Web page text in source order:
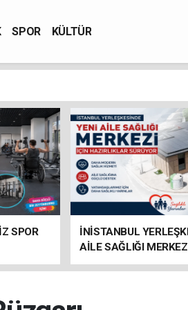
SPOR KÜLTÜR
SPOR
İNİSTANBUL
AİLE SAĞLIĞI
HAZIRLIKLAR